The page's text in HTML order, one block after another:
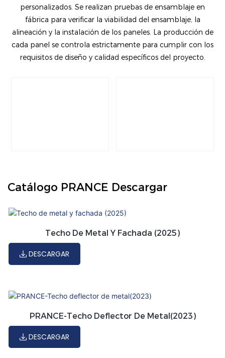
personalizados. Se realizan pruebas de ensamblaje en
fábrica para verificar la viabilidad del ensamblaje, la
alineación y la instalación de los paneles. La producción de
cada panel se controla estrictamente para cumplir con los
requisitos de diseño y calidad específicos del proyecto.
Catálogo PRANCE Descargar
Techo De Metal Y Fachada (2025)
DESCARGAR
PRANCE-Techo Deflector De Metal(2023)
DESCARGAR